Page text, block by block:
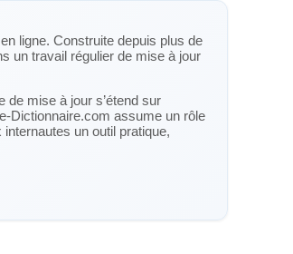
ligne. Construite depuis plus de
un travail régulier de mise à jour
de mise à jour s’étend sur
Dictionnaire.com assume un rôle
un outil pratique,